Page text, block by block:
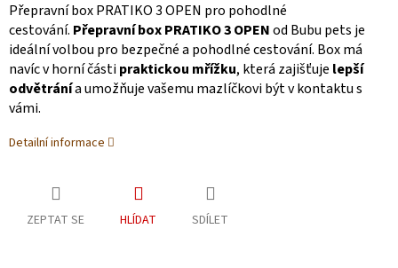
Přepravní box PRATIKO 3 OPEN pro pohodlné
cestování. Přepravní box PRATIKO 3 OPENod Bubu pets je
ideální volbou pro bezpečné a pohodlné cestování. Box má
navíc v horní částipraktickou mřížku, která zajišťuje lepší
odvětránía umožňuje vašemu mazlíčkovi být v kontaktu s
vámi.
Detailní informace
ZEPTAT SE HLÍDAT SDÍLET